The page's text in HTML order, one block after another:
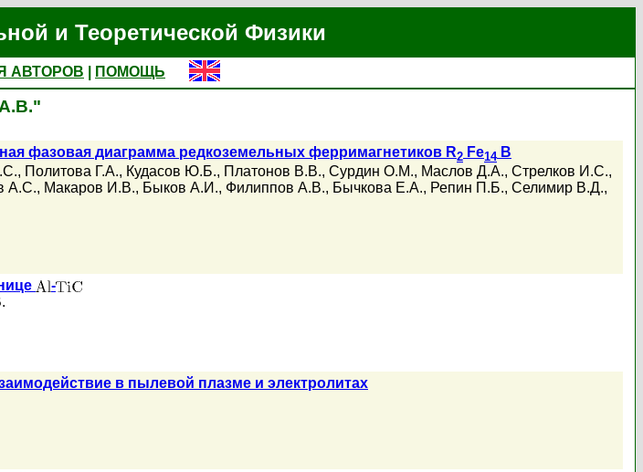
и Теоретической Физики
АВТОРОВ
ПОМОЩЬ
фазовая диаграмма редкоземельных ферримагнетиков R2 Fe14 B
, Политова Г.А., Кудасов Ю.Б., Платонов В.В., Сурдин О.М., Маслов Д.А., Стрелков И.С.,
А.С., Макаров И.В., Быков А.И., Филиппов А.В., Бычкова Е.А., Репин П.Б., Селимир В.Д.,
-
в пылевой плазме и электролитах